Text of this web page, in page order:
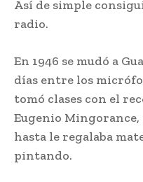
Así de simple
radio.
En 1946 se mudó a
días entre los
tomó clases con el
Eugenio
hasta le regalaba
pintando.